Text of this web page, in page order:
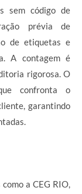
sem código de
prévia de
de etiquetas e
A contagem é
rigorosa. O
confronta o
garantindo
a CEG RIO,